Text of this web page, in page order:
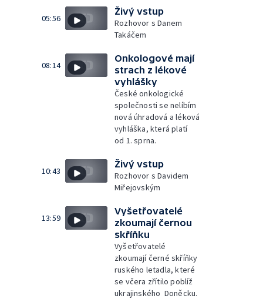
05:56
Živý vstup
Rozhovor s Danem
Takáčem
08:14
Onkologové mají
strach z lékové
vyhlášky
České onkologické
společnosti se nelíbím
nová úhradová a léková
vyhláška, která platí
od 1. sprna.
10:43
Živý vstup
Rozhovor s Davidem
Miřejovským
13:59
Vyšetřovatelé
zkoumají černou
skříňku
Vyšetřovatelé
zkoumají černé skříňky
ruského letadla, které
se včera zřítilo poblíž
ukrajinského Doněcku.